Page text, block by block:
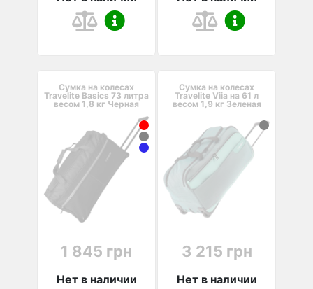
Сумка на колесах
Travelite Basics 73 литра
весом 1,8 кг Черная
1 845 грн
Нет в наличии
Сумка на колесах
Travelite Viia на 61 л
весом 1,9 кг Зеленая
3 215 грн
Нет в наличии